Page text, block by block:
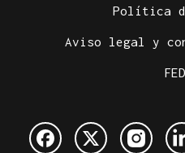
Política
Aviso legal y